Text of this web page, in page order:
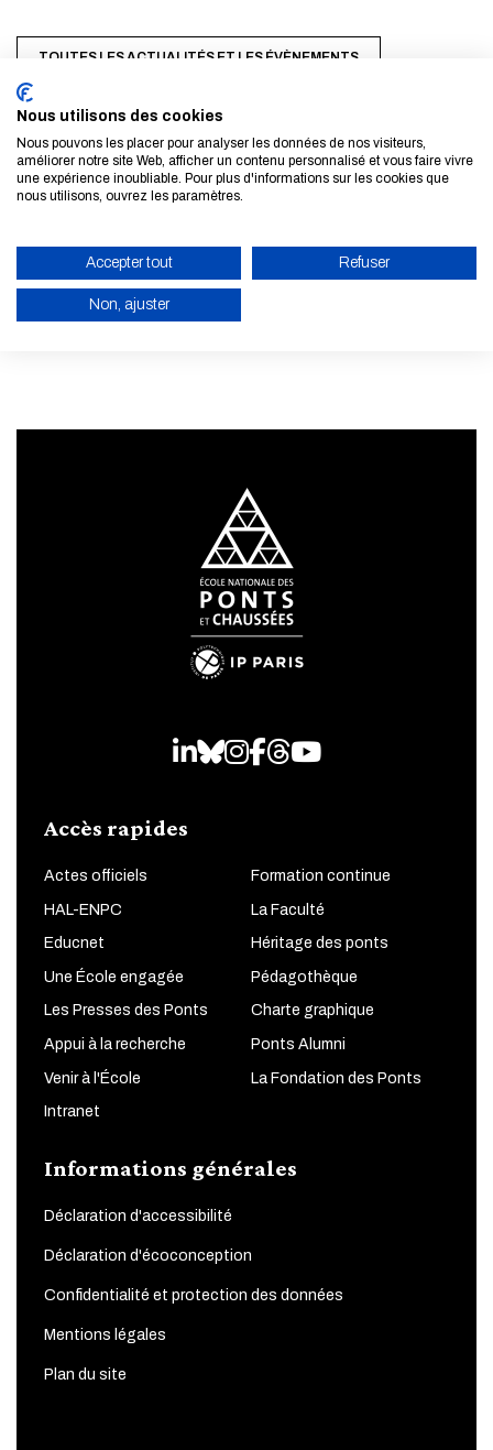
TOUTES LES ACTUALITÉS ET LES ÉVÈNEMENTS
S'inscrire à la newsletter
LinkedIn
Bluesky
Instagram
Facebook
Threads
Youtube
Accès rapides
Actes officiels Formation continue
HAL-ENPC La Faculté
Educnet Héritage des ponts
Une École engagée Pédagothèque
Les Presses des Ponts Charte graphique
Appui à la recherche Ponts Alumni
Venir à l'École La Fondation des Ponts
Intranet
Informations générales
Déclaration d'accessibilité
Déclaration d'écoconception
Confidentialité et protection des données
Mentions légales
Plan du site
Nous utilisons des cookies
Nous pouvons les placer pour analyser les données de nos visiteurs,
améliorer notre site Web, afficher un contenu personnalisé et vous faire vivre
une expérience inoubliable. Pour plus d'informations sur les cookies que
nous utilisons, ouvrez les paramètres.
Accepter tout Refuser
Non, ajuster